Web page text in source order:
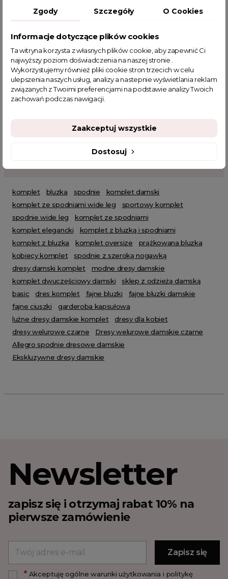
oraz kieszeniami. Szerokie nogawki to aktualnie największy trend
eleganckie okazje. Możesz połączyć go z trampkami lub
ulubionymi szpilkami.
Powiązane kategorie:
Odzież damska Zobacz wszystkie produkty Clamodi
Dresy damskie
Komplety ubrania damskie
Złote produkty
Komplety dresowe Komplety damskie
komplet bluzka spodnie
komplet damski
komplet ze spodniami wide leg
sportowy komplet
spodnie wide leg
komplet ze spodniami
komplet elegancki
komplet z bluzką i spodniami
komplet z bluzka
komplet oversize
prążkowana bluzka
kobiecy komplet
spodnie z szeroką nogawką
dresy damski komplet
modne dresy damskie
komplet dwuczęściowy damski
sklep z odzieżą damską
basic
dres komplet fajne bluzki
fajne bluzki damskie
fajne ciuszki
garderoba kapsułowa
luźne dresy damskie komplet
dresy dla kobiet
dresy welurowe czarne
Dresy welurowe damskie czarne
Allegro spodnie dresowe damskie
Ekskluzywne dresy damskie
Newsletter
zapisz się i otrzymaj rabat 10% na
pierwsze zamówienie
*Akceptuję ogólne warunki użytkowania i politykę
Zgody Szczegóły O Cookies
Informacje dotyczące plików cookies
Ta witryna korzysta z własnych plików cookie, aby zapewnić Ci
najwyższy poziom doświadczenia na naszej stronie .
Wykorzystujemy również pliki cookie stron trzecich w celu
ulepszenia naszych usług, analizy a nastepnie wyświetlania reklam
związanych z Twoimi preferencjami na podstawie analizy Twoich
zachowań podczas nawigacji.
Dostosuj
Zaakceptuj wszystkie